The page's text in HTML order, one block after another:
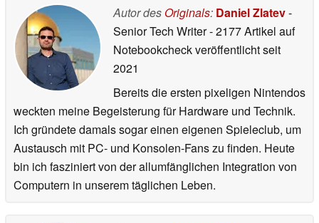
Autor des Originals: Daniel Zlatev-
Senior Tech Writer- 2177 Artikel auf
Notebookcheck veröffentlichtseit
2021
Bereits die ersten pixeligen Nintendos
weckten meine Begeisterung für Hardware und Technik.
Ich gründete damals sogar einen eigenen Spieleclub, um
Austausch mit PC- und Konsolen-Fans zu finden. Heute
bin ich fasziniert von der allumfänglichen Integration von
Computern in unserem täglichen Leben.